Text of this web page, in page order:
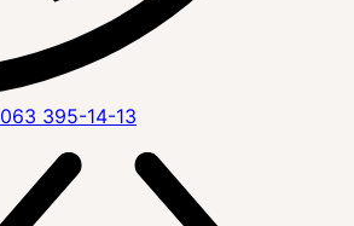
063 395-14-13